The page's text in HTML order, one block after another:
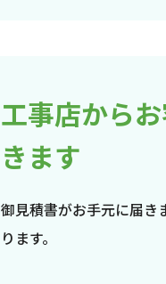
工事店から
きます
御見積書がお手元に届き
ります。